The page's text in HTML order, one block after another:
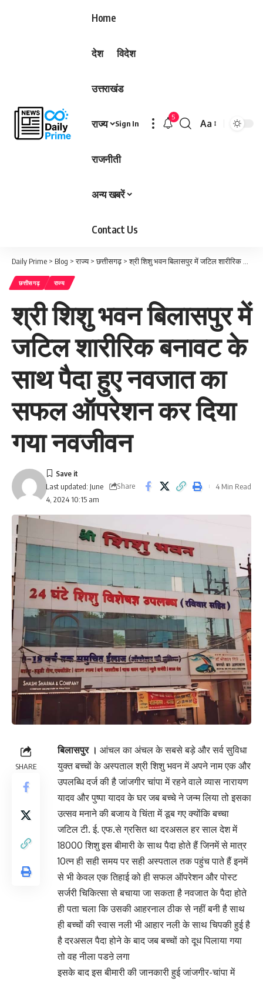
Home
देश विदेश
उत्तराखंड
राज्य
राजनीती
अन्य खबरें
Contact Us
Sign In
5
Font
Aa
Daily Prime > Blog >राज्य>छत्तीसगढ़>श्री शिशु भवन बिलासपुर में जटिल शारीरिक बनावट के साथ पैदा हुए नवजात का सफल ऑपरेशन कर दिया गया नवजीवन
छत्तीसगढ़ राज्य
श्री शिशु भवन बिलासपुर में
जटिल शारीरिक बनावट के
साथ पैदा हुए नवजात का
सफल ऑपरेशन कर दिया
गया नवजीवन
Last updated: June
4, 2024 10:15 am
Share 4 Min Read
SHARE
बिलासपुर । आंचल का अंचल के सबसे बड़े और सर्व सुविधा
युक्त बच्चों के अस्पताल श्री शिशु भवन में अपने नाम एक और
उपलब्धि दर्ज की है जांजगीर चांपा में रहने वाले व्यास नारायण
यादव और पुष्पा यादव के घर जब बच्चे ने जन्म लिया तो इसका
उत्सव मनाने की बजाय वे चिंता में डूब गए क्योंकि बच्चा
जटिल टी. ई. एफ.से ग्रसित था दरअसल हर साल देश में
18000 शिशु इस बीमारी के साथ पैदा होते हैं जिनमें से मात्र
10त्न ही सही समय पर सही अस्पताल तक पहुंच पाते हैं इनमें
से भी केवल एक तिहाई को ही सफल ऑपरेशन और पोस्ट
सर्जरी चिकित्सा से बचाया जा सकता है नवजात के पैदा होते
ही पता चला कि उसकी आहरनाल ठीक से नहीं बनी है साथ
ही बच्चों की स्वास नली भी आहार नली के साथ चिपकी हुई है
है दरअसल पैदा होने के बाद जब बच्चों को दूध पिलाया गया
तो वह नीला पडऩे लगा
इसके बाद इस बीमारी की जानकारी हुई जांजगीर-चांपा में